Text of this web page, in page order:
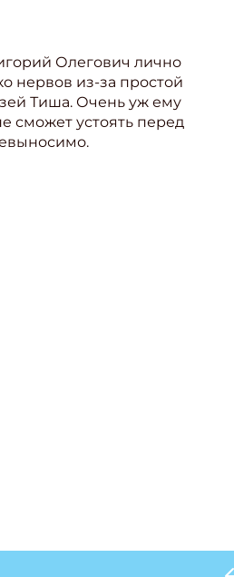
Олегович лично
нервов из-за простой
Тиша. Очень уж ему
сможет устоять перед